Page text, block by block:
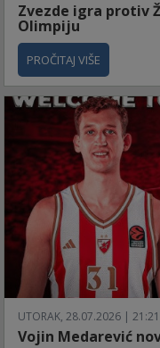
Zvezde igra protiv
Olimpiju
PROČITAJ VIŠE
UTORAK, 28.07.2026 | 21:21
Vojin Medarević